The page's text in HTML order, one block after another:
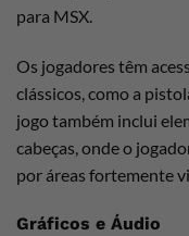
para MSX.
Os jogadores têm
clássicos, como a
jogo também inclui
cabeças, onde o
por áreas fortemente
Gráficos e Áudio